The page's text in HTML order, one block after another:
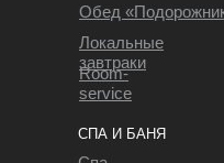
СПА И БАНЯ
Обед
Локальные
завтраки
Room-
service